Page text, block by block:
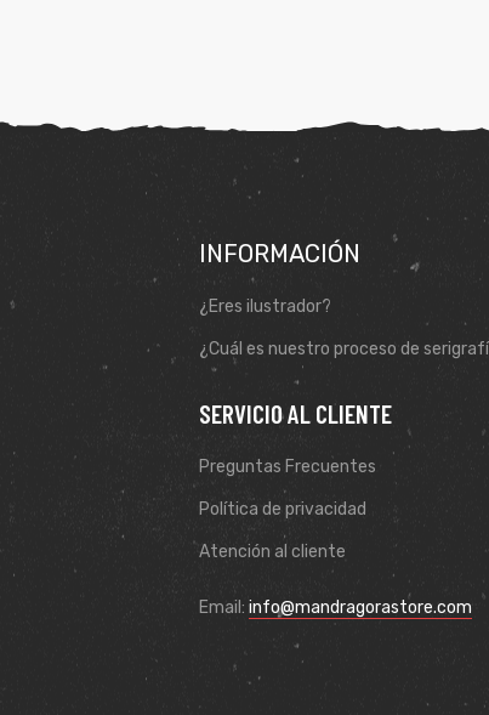
INFORMACIÓN
¿Eres ilustrador?
¿Cuál es nuestro proceso de
SERVICIO AL CLIENTE
Preguntas Frecuentes
Política de privacidad
Atención al cliente
Email: info@mandragorastore.com